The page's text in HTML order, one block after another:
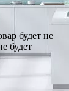
будет не
будет